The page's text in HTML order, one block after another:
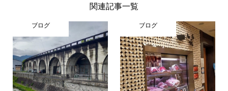
関連記事一覧
ブログ ブログ